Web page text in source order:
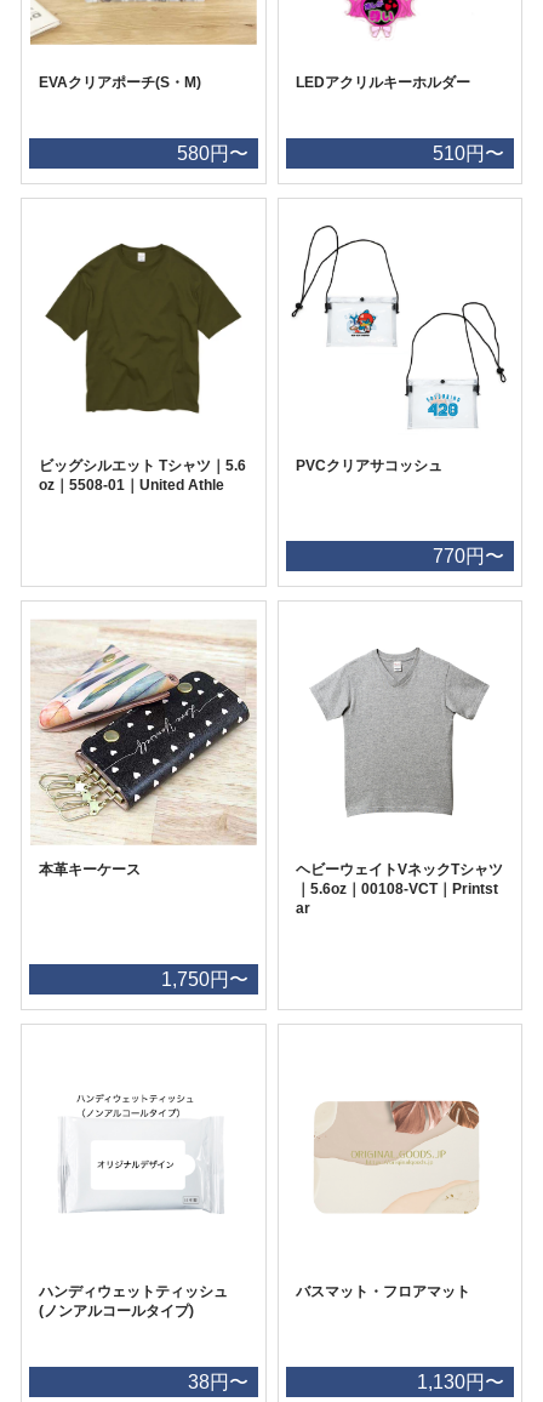
EVAクリアポーチ(S・M)
580円〜
LEDアクリルキーホルダー
510円〜
ビッグシルエット Tシャツ｜5.6
oz｜5508-01｜United Athle
PVCクリアサコッシュ
770円〜
本革キーケース
1,750円〜
ヘビーウェイトVネックTシャツ
｜5.6oz｜00108-VCT｜Printst
ar
ハンディウェットティッシュ
(ノンアルコールタイプ)
38円〜
バスマット・フロアマット
1,130円〜